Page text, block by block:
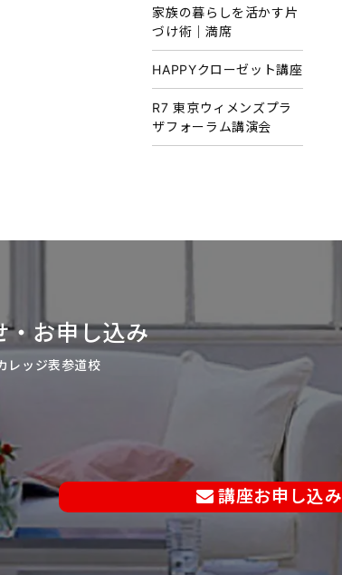
家族の暮らしを活かす片
づけ術｜満席
HAPPYクローゼット講座
R7 東京ウィメンズプラ
ザフォーラム講演会
・お申し込み
レッジ表参道校
講座お申し込み